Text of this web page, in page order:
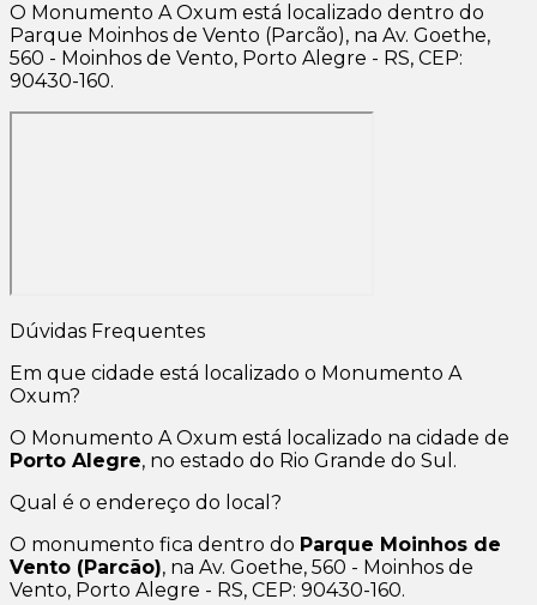
O Monumento A Oxum está localizado dentro do
Parque Moinhos de Vento (Parcão), na Av. Goethe,
560 - Moinhos de Vento, Porto Alegre - RS, CEP:
90430-160.
Dúvidas Frequentes
Em que cidade está localizado o Monumento A
Oxum?
O Monumento A Oxum está localizado na cidade de
Porto Alegre, no estado do Rio Grande do Sul.
Qual é o endereço do local?
O monumento fica dentro do Parque Moinhos de
Vento (Parcão), na Av. Goethe, 560 - Moinhos de
Vento, Porto Alegre - RS, CEP: 90430-160.